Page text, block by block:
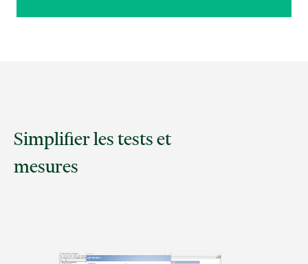
Simplifier les tests et
mesures